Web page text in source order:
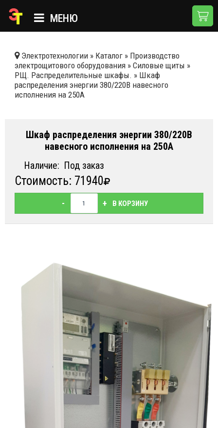
МЕНЮ
КАТАЛОГ
О КОМПАНИИ
НОВОСТИ
ДОСТАВКА И ОПЛАТА
КОНТАКТЫ
Электротехнологии » Каталог » Производство
электрощитового оборудования » Силовые щиты »
РЩ. Распределительные шкафы. » Шкаф
распределения энергии 380/220В навесного
исполнения на 250А
Шкаф распределения энергии 380/220В
навесного исполнения на 250А
Наличие: Под заказ
Стоимость: 71940
- + В КОРЗИНУ